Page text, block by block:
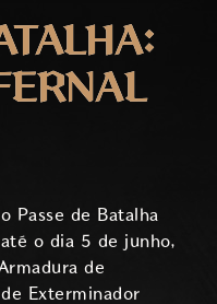
Passe de Batalha
o dia 5 de junho,
de
Exterminador